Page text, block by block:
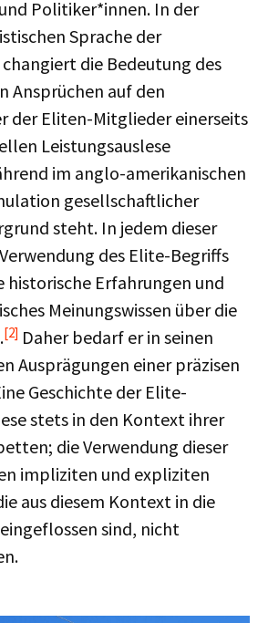
Politiker*innen. In der
Sprache der
die Bedeutung des
Ansprüchen auf den
der Eliten-Mitglieder einerseits
Leistungsauslese
im anglo-amerikanischen
gesellschaftlicher
steht. In jedem dieser
des Elite-Begriffs
historische Erfahrungen und
Meinungswissen über die
[2] Daher bedarf er in seinen
Ausprägungen einer präzisen
Geschichte der Elite-
stets in den Kontext ihrer
die Verwendung dieser
impliziten und expliziten
aus diesem Kontext in die
sind, nicht